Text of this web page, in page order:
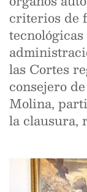
criterios de
las Cortes
consejero
Molina,
la clausura,